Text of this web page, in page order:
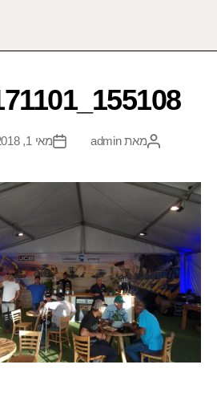
מאתadmin מאי 1, 2018